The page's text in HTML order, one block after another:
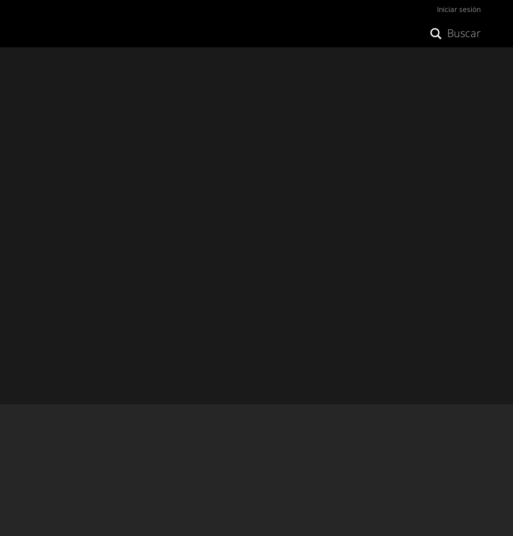
Iniciar sesión
Buscar